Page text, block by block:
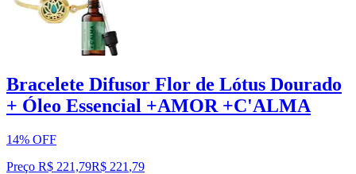
Bracelete Difusor Flor de Lótus Dourado
+ Óleo Essencial +AMOR +C'ALMA
14% OFF
Preço R$ 221,79R$ 221 ,79